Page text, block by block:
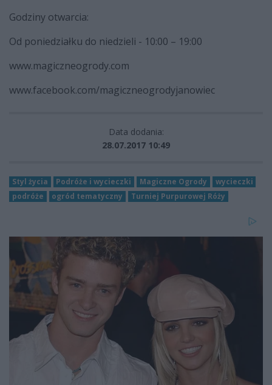
Godziny otwarcia:
Od poniedziałku do niedzieli - 10:00 – 19:00
www.magiczneogrody.com
www.facebook.com/magiczneogrodyjanowiec
Data dodania:
28.07.2017 10:49
Styl życia Podróże i wycieczki Magiczne Ogrody
wycieczki
podróże
ogród tematyczny Turniej Purpurowej Róży